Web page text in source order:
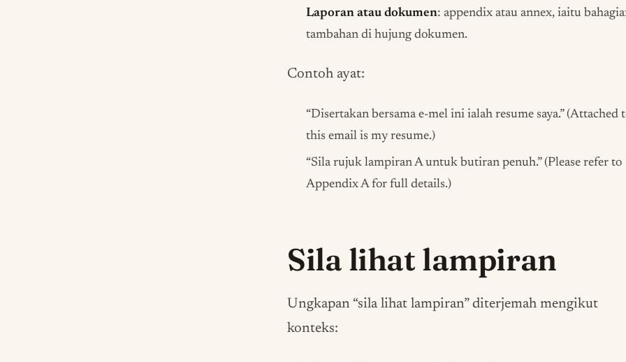
Laporan atau dokumen: appendix atau annex, iaitu
tambahan di hujung dokumen.
Contoh ayat:
“Disertakan bersama e-mel ini ialah resume saya.” (Attached
this email is my resume.)
“Sila rujuk lampiran A untuk butiran penuh.” (Please refer to
Appendix A for full details.)
Sila lihat lampiran
Ungkapan “sila lihat lampiran” diterjemah mengikut
konteks: